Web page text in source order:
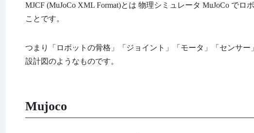
MJCF (MuJoCo XML Format)とは 物理シミュレータ MuJoCo で
ことです。
つまり「ロボットの骨格」「ジョイント」「モータ」「センサ
設計図のようなものです。
Mujoco